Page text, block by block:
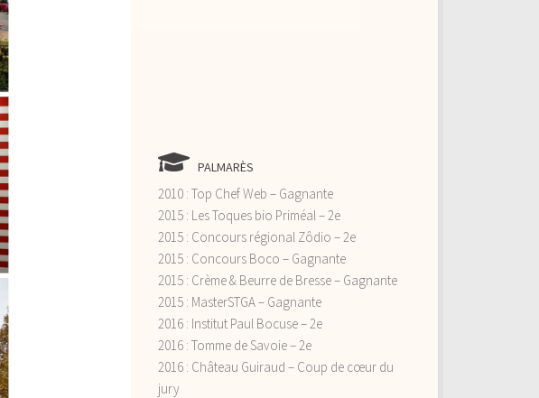
PALMARÈS
2010 : Top Chef Web – Gagnante
2015 : Les Toques bio Priméal – 2e
2015 : Concours régional Zôdio – 2e
2015 : Concours Boco – Gagnante
2015 : Crème & Beurre de Bresse – Gagnante
2015 : MasterSTGA – Gagnante
2016 : Institut Paul Bocuse – 2e
2016 : Tomme de Savoie – 2e
2016 : Château Guiraud – Coup de cœur du
jury